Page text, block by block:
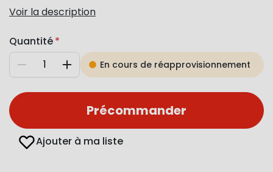
Voir la description
Quantité
Diminuer AugmenterEn cours de réapprovisionnement
Précommander
Ajouter à ma liste